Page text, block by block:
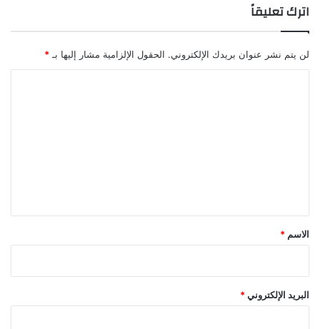
اترك تعليقاً
لن يتم نشر عنوان بريدك الإلكتروني. الحقول الإلزامية مشار إليها بـ *
*
الاسم *
البريد الإلكتروني *